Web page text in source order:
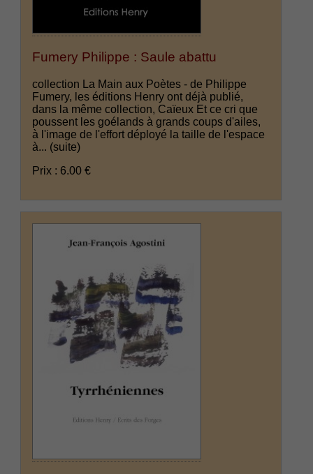
Fumery Philippe : Saule abattu
collection La Main aux Poètes - de Philippe
Fumery, les éditions Henry ont déjà publié,
dans la même collection, Caïeux Et ce cri que
poussent les goélands à grands coups d'ailes,
à l'image de l'effort déployé la taille de l'espace
à... (suite)
Prix : 6.00 €